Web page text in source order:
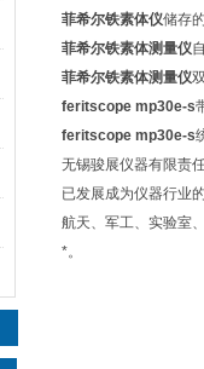
菲希尔铁素体仪储存
菲希尔铁素体测量仪
菲希尔铁素体测量仪
feritscope mp30e-s
feritscope mp30e-s
无锡骏展仪器有限责
已发展成为仪器行业
航天、军工、实验室
*。